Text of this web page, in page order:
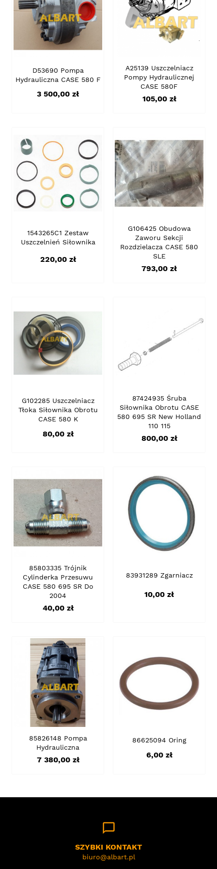
D53690 Pompa
Hydrauliczna CASE 580 F
Cena
3 500,00 zł
A25139 Uszczelniacz
Pompy Hydraulicznej
CASE 580F
Cena
105,00 zł
1543265C1 Zestaw
Uszczelnień Siłownika
Cena
220,00 zł
G106425 Obudowa
Zaworu Sekcji
Rozdzielacza CASE 580
SLE
Cena
793,00 zł
G102285 Uszczelniacz
Tłoka Siłownika Obrotu
CASE 580 K
Cena
80,00 zł
87424935 Śruba
Siłownika Obrotu CASE
580 695 SR New Holland
110 115
Cena
800,00 zł
85803335 Trójnik
Cylinderka Przesuwu
CASE 580 695 SR Do
2004
Cena
40,00 zł
83931289 Zgarniacz
Cena
10,00 zł
85826148 Pompa
Hydrauliczna
Cena
7 380,00 zł
86625094 Oring
Cena
6,00 zł
chat_bubble_outline
SZYBKI KONTAKT
biuro@albart.pl